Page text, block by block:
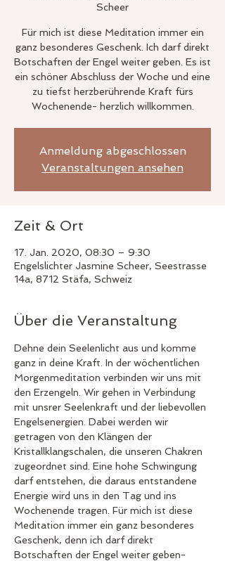
Scheer
Für mich ist diese Meditation immer ein
ganz besonderes Geschenk. Ich darf direkt
Botschaften der Engel weiter geben. Es ist
ein schöner Abschluss der Woche und eine
zu tiefst herzberührende Kraft fürs
Wochenende- herzlich willkommen.
Anmeldung abgeschlossen
Veranstaltungen ansehen
Zeit & Ort
17. Jan. 2020, 08:30 – 9:30
Engelslichter Jasmine Scheer, Seestrasse
14a, 8712 Stäfa, Schweiz
Über die Veranstaltung
Dehne dein Seelenlicht aus und komme
ganz in deine Kraft. In der wöchentlichen
Morgenmeditation verbinden wir uns mit
den Erzengeln. Wir gehen in Verbindung
mit unsrer Seelenkraft und der liebevollen
Engelsenergien. Dabei werden wir
getragen von den Klängen der
Kristallklangschalen, die unseren Chakren
zugeordnet sind. Eine hohe Schwingung
darf entstehen, die daraus entstandene
Energie wird uns in den Tag und ins
Wochenende tragen. Für mich ist diese
Meditation immer ein ganz besonderes
Geschenk, denn ich darf direkt
Botschaften der Engel weiter geben-